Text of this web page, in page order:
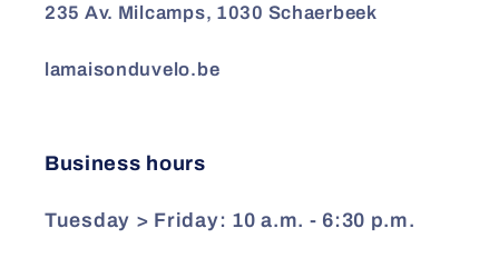
235 Av. Milcamps, 1030 Schaerbeek
lamaisonduvelo.be
Business hours
Tuesday > Friday: 10 a.m. - 6:30 p.m.